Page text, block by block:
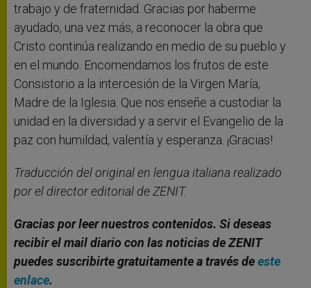
trabajo y de fraternidad. Gracias por haberme
ayudado, una vez más, a reconocer la obra que
Cristo continúa realizando en medio de su pueblo y
en el mundo. Encomendamos los frutos de este
Consistorio a la intercesión de la Virgen María,
Madre de la Iglesia. Que nos enseñe a custodiar la
unidad en la diversidad y a servir el Evangelio de la
paz con humildad, valentía y esperanza. ¡Gracias!
Traducción del original en lengua italiana realizado
por el director editorial de ZENIT.
Gracias por leer nuestros contenidos. Si deseas
recibir el mail diario con las noticias de ZENIT
puedes suscribirte gratuitamente a través deeste
enlace.